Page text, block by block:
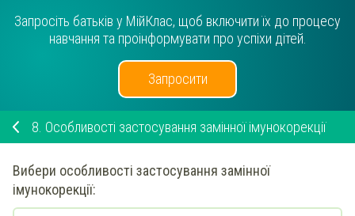
Запросіть батьків у МійКлас, щоб включити їх до процесу
навчання та проінформувати про успіхи дітей.
Запросити
8. Особливості застосування замінної імунокорекції
Вибери особливості застосування замінної
імунокорекції: